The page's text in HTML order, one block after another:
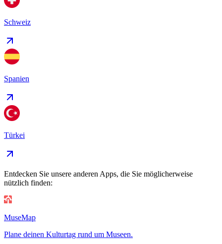
Schweiz
Spanien
Türkei
Entdecken Sie unsere anderen Apps, die Sie möglicherweise
nützlich finden:
MuseMap
Plane deinen Kulturtag rund um Museen.